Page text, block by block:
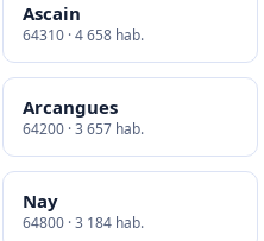
Ascain
64310 · 4 658 hab.
Arcangues
64200 · 3 657 hab.
Nay
64800 · 3 184 hab.